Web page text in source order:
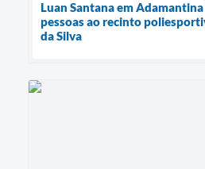
Luan Santana em
pessoas ao recinto
da Silva